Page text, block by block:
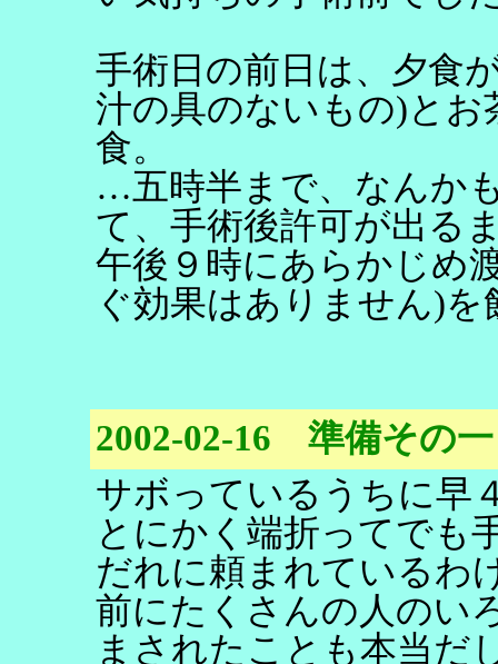
手術日の前日は、夕食
汁の具のないもの)とお
食。
…五時半まで、なんか
て、手術後許可が出る
午後９時にあらかじめ
ぐ効果はありません)
2002-02-16 準備その一
サボっているうちに早
とにかく端折ってでも
だれに頼まれているわ
前にたくさんの人のい
まされたことも本当だ